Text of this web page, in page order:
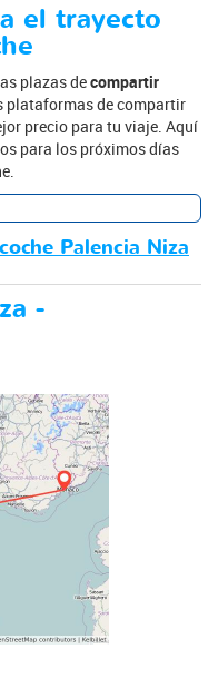
el trayecto
plazas decompartir
plataformas de compartir
precio para tu viaje. Aquí
para los próximos días
Palencia Niza
-